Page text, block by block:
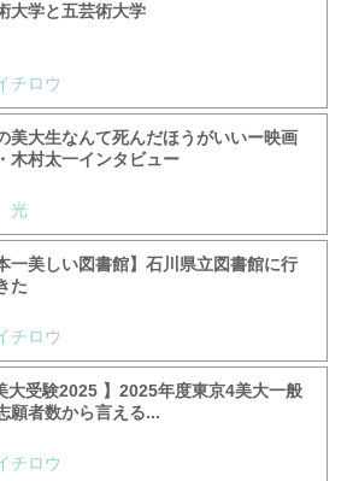
大学と五芸術大学
チロウ
美大生なんて死んだほうがいいー映画
木村太一インタビュー
光
一美しい図書館】石川県立図書館に行
た
チロウ
大受験2025 】2025年度東京4美大一般
願者数から言える...
チロウ